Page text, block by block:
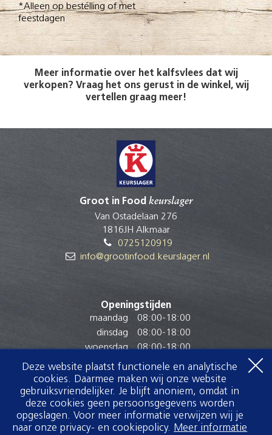
*Alleen op bestelling of met
feestdagen
Meer informatie over het kalfsvlees dat wij
verkopen? Vraag het ons gerust in de winkel, wij
vertellen graag meer!
Groot in Food keurslager
Van Ostadelaan 276
1816JH Alkmaar
0725120919
info@grootinfood.keurslager.nl
Openingstijden
maandag
08:00-18:00
dinsdag
08:00-18:00
woensdag
08:00-18:00
donderdag
08:00 -
vrijdag
08:00- 18:00
zaterdag
08:00-17:00
zondag
Gesloten
Deze website plaatst functionele en analytische
cookies. Daarmee maken wij onze website
gebruiksvriendelijker. Je blijft anoniem, omdat in
deze cookies geen persoonsgegevens worden
opgeslagen. Voor meer informatie verwijzen wij je
naar onze privacy- en cookiepolicy. Meer informatie